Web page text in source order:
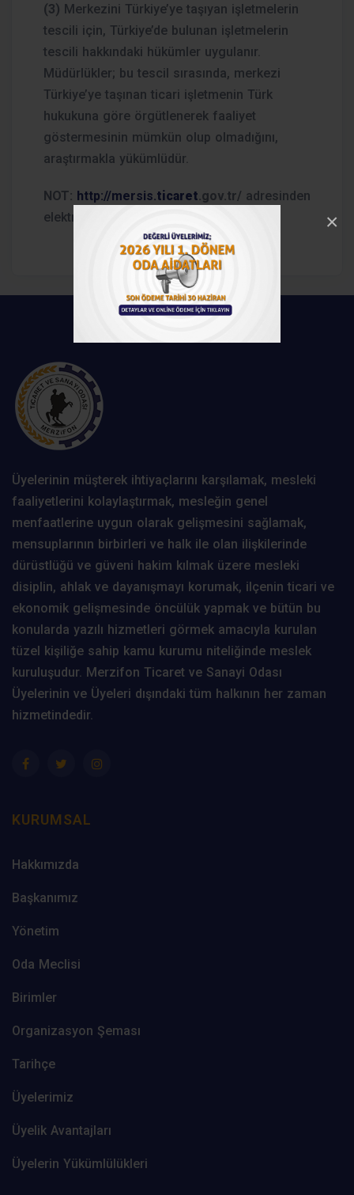
×
(3) Merkezini Türkiye’ye taşıyan işletmelerin
tescili için, Türkiye’de bulunan işletmelerin
tescili hakkındaki hükümler uygulanır.
Müdürlükler; bu tescil sırasında, merkezi
Türkiye’ye taşınan ticari işletmenin Türk
hukukuna göre örgütlenerek faaliyet
göstermesinin mümkün olup olmadığını,
araştırmakla yükümlüdür.
NOT: http://mersis.ticaret.gov.tr/ adresinden
elektronik başvuru yapmanız gerekiyor.
Üyelerinin müşterek ihtiyaçlarını karşılamak, mesleki
faaliyetlerini kolaylaştırmak, mesleğin genel
menfaatlerine uygun olarak gelişmesini sağlamak,
mensuplarının birbirleri ve halk ile olan ilişkilerinde
dürüstlüğü ve güveni hakim kılmak üzere mesleki
disiplin, ahlak ve dayanışmayı korumak, ilçenin ticari ve
ekonomik gelişmesinde öncülük yapmak ve bütün bu
konularda yazılı hizmetleri görmek amacıyla kurulan
tüzel kişiliğe sahip kamu kurumu niteliğinde meslek
kuruluşudur. Merzifon Ticaret ve Sanayi Odası
Üyelerinin ve Üyeleri dışındaki tüm halkının her zaman
hizmetindedir.
KURUMSAL
Hakkımızda
Başkanımız
Yönetim
Oda Meclisi
Birimler
Organizasyon Şeması
Tarihçe
Üyelerimiz
Üyelik Avantajları
Üyelerin Yükümlülükleri